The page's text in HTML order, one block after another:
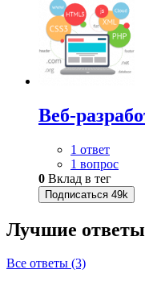
Веб-
1 ответ
1 вопрос
0 Вклад в тег
Подписаться 49k
Лучшие ответы
Все ответы (3)